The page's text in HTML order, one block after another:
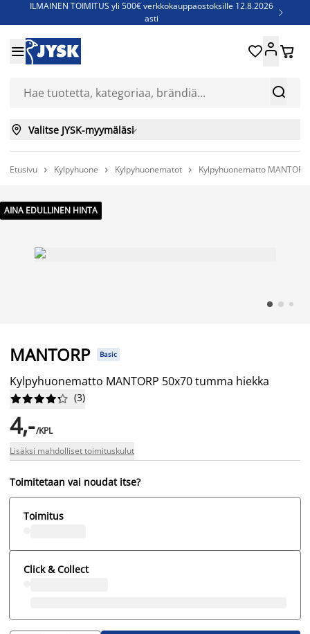
ILMAINEN TOIMITUS yli 500€ verkkokauppaostoksille 12.8.2026
asti

Jenkkisänkyjä - Säästä jopa 60%


 
 Valitse JYSK-myymäläsi
Etusivu  Kylpyhuone  Kylpyhuonematot  Kylpyhuonematto
AINA EDULLINEN HINTA
MANTORP Basic
Kylpyhuonematto MANTORP 50x70 tumma hiekka





 (3)
4,-/KPL
Lisäksi mahdolliset toimituskulut
Toimitetaan vai noudat itse?
Toimitus
Click & Collect